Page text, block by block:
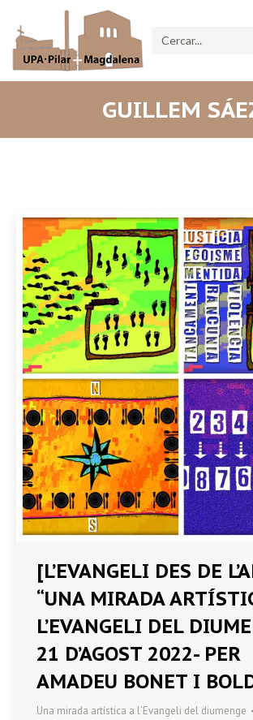
Search:
GUILLEM
[L’EVANGELI DES DE
“UNA MIRADA
L’EVANGELI DEL
21 D’AGOST 2022- PER
AMADEU BONET I
Una mirada artística a l’Evangeli del diumenge